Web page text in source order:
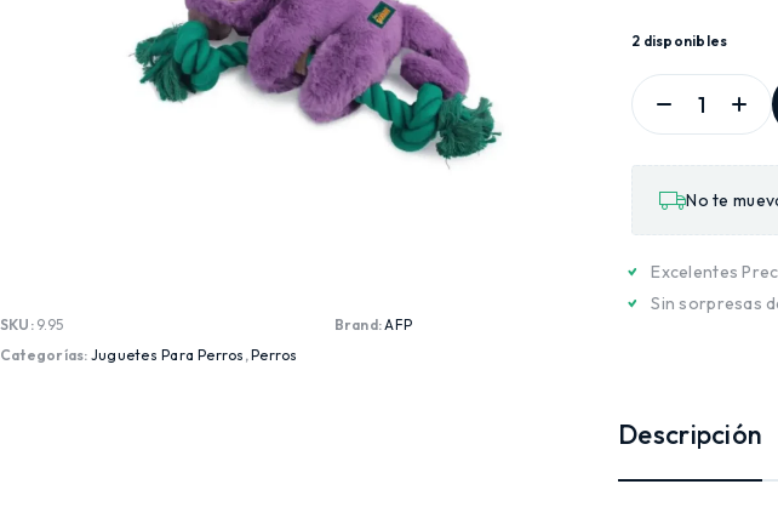
SKU: 9.95
Categorías: Juguetes Para Perros ,Perros
Brand:AFP
2 disponibles
No te
Excelentes
Sin sorpresas
Descripción